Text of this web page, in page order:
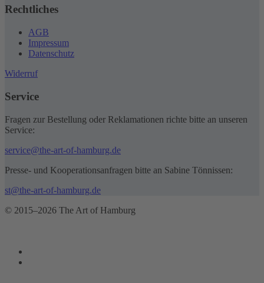
Rechtliches
AGB
Impressum
Datenschutz
Widerruf
Service
Fragen zur Bestellung oder Reklamationen richte bitte an unseren
Service:
service@the-art-of-hamburg.de
Presse- und Kooperationsanfragen bitte an Sabine Tönnissen:
st@the-art-of-hamburg.de
© 2015–2026 The Art of Hamburg